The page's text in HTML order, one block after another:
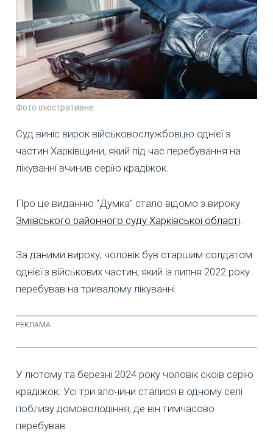
Фото ілюстративне
Суд виніс вирок військовослужбовцю однієї з
частин Харківщини, який під час перебування на
лікуванні вчинив серію крадіжок.
Про це виданню "Думка" стало відомо з вироку
Зміївського районного суду Харківської області.
За даними вироку, чоловік був старшим солдатом
однієї з військових частин, який із липня 2022 року
перебував на тривалому лікуванні.
У лютому та березні 2024 року чоловік скоїв серію
крадіжок. Усі три злочини сталися в одному селі
поблизу домоволодіння, де він тимчасово
перебував.